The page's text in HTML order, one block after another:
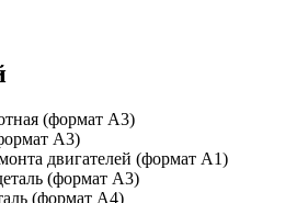
(формат А3)
А3)
двигателей (формат А1)
(формат А3)
(формат А4)